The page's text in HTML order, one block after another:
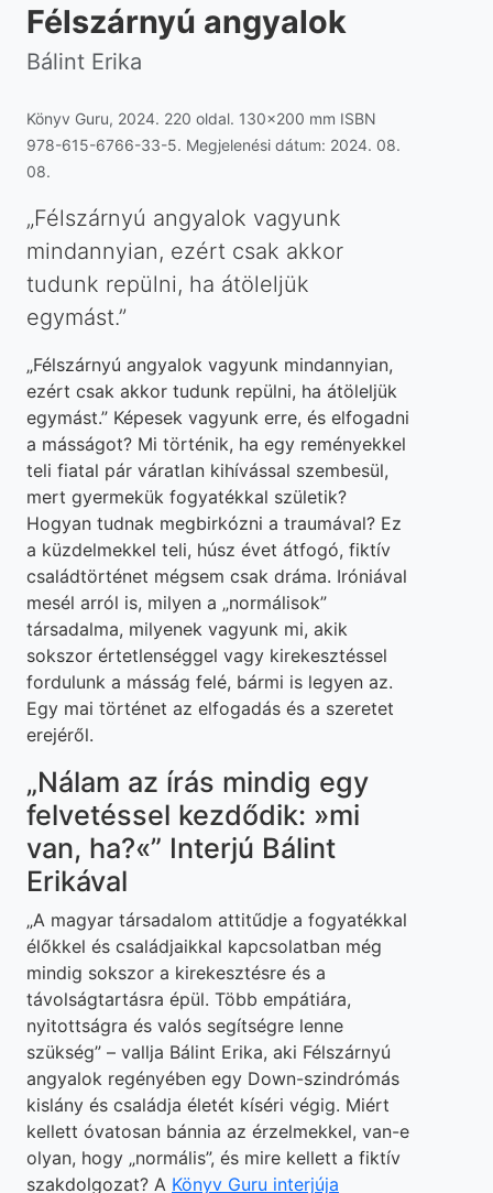
Félszárnyú angyalok
Bálint Erika
Könyv Guru, 2024. 220 oldal. 130x200 mm ISBN
978-615-6766-33-5. Megjelenési dátum: 2024. 08.
08.
„Félszárnyú angyalok vagyunk
mindannyian, ezért csak akkor
tudunk repülni, ha átöleljük
egymást.”
„Félszárnyú angyalok vagyunk mindannyian,
ezért csak akkor tudunk repülni, ha átöleljük
egymást.” Képesek vagyunk erre, és elfogadni
a másságot? Mi történik, ha egy reményekkel
teli fiatal pár váratlan kihívással szembesül,
mert gyermekük fogyatékkal születik?
Hogyan tudnak megbirkózni a traumával? Ez
a küzdelmekkel teli, húsz évet átfogó, fiktív
családtörténet mégsem csak dráma. Iróniával
mesél arról is, milyen a „normálisok”
társadalma, milyenek vagyunk mi, akik
sokszor értetlenséggel vagy kirekesztéssel
fordulunk a másság felé, bármi is legyen az.
Egy mai történet az elfogadás és a szeretet
erejéről.
„Nálam az írás mindig egy
felvetéssel kezdődik: »mi
van, ha?«” Interjú Bálint
Erikával
„A magyar társadalom attitűdje a fogyatékkal
élőkkel és családjaikkal kapcsolatban még
mindig sokszor a kirekesztésre és a
távolságtartásra épül. Több empátiára,
nyitottságra és valós segítségre lenne
szükség” – vallja Bálint Erika, aki Félszárnyú
angyalok regényében egy Down-szindrómás
kislány és családja életét kíséri végig. Miért
kellett óvatosan bánnia az érzelmekkel, van-e
olyan, hogy „normális”, és mire kellett a fiktív
szakdolgozat? A Könyv Guru interjúja